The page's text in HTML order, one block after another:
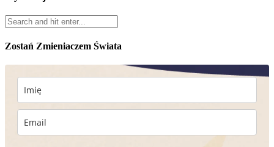
Zostań Zmieniaczem Świata